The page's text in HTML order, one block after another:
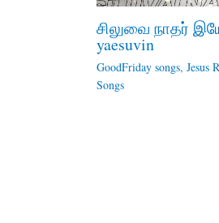
சிலுவை நாதர்
yaesuvin
GoodFriday songs, Jesus
Songs